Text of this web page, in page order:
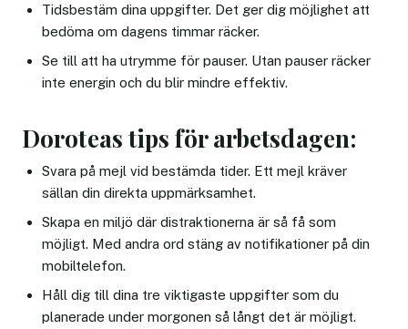
Tidsbestäm dina uppgifter. Det ger dig möjlighet att
bedöma om dagens timmar räcker.
Se till att ha utrymme för pauser. Utan pauser räcker
inte energin och du blir mindre effektiv.
Doroteas tips för arbetsdagen:
Svara på mejl vid bestämda tider. Ett mejl kräver
sällan din direkta uppmärksamhet.
Skapa en miljö där distraktionerna är så få som
möjligt. Med andra ord stäng av notifikationer på din
mobiltelefon.
Håll dig till dina tre viktigaste uppgifter som du
planerade under morgonen så långt det är möjligt.